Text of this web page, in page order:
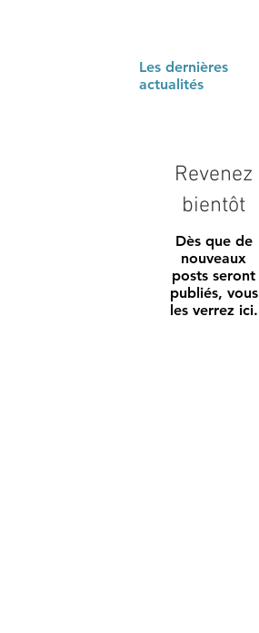
Les dernières
actualités
Revenez
bientôt
Dès que de
nouveaux
posts seront
publiés, vous
les verrez ici.